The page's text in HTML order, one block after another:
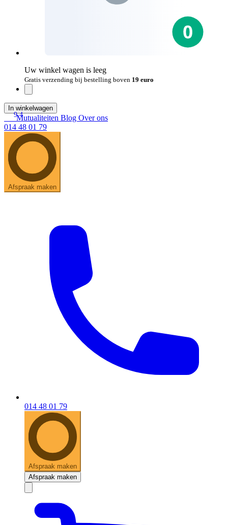
Uw winkel wagen is leeg
Gratis verzending bij bestelling boven 19 euro
In winkelwagen
9.4
Mutualiteiten Blog Over ons
014 48 01 79
Afspraak maken
014 48 01 79
Afspraak maken
Afspraak maken